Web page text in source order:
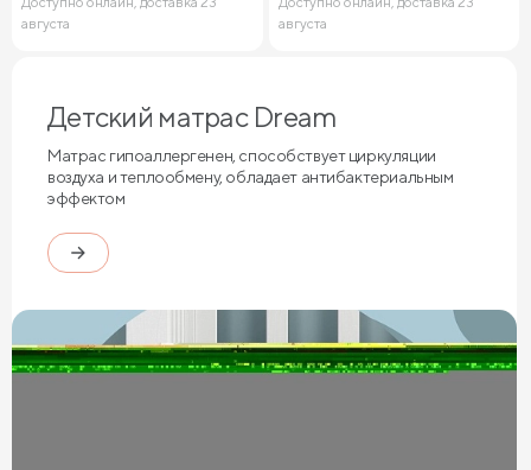
августа
августа
Детский матрас Dream
Матрас гипоаллергенен, способствует циркуляции
воздуха и теплообмену, обладает антибактериальным
эффектом